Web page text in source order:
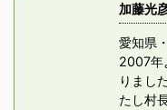
加藤光
愛知県
2007年
りまし
たし村